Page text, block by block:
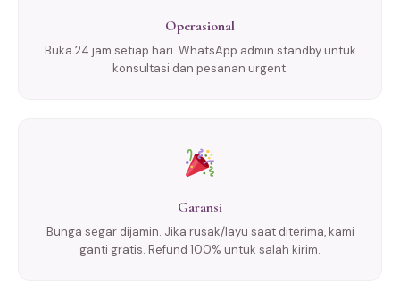
Operasional
Buka 24 jam setiap hari. WhatsApp admin standby untuk
konsultasi dan pesanan urgent.
Garansi
Bunga segar dijamin. Jika rusak/layu saat diterima, kami
ganti gratis. Refund 100% untuk salah kirim.